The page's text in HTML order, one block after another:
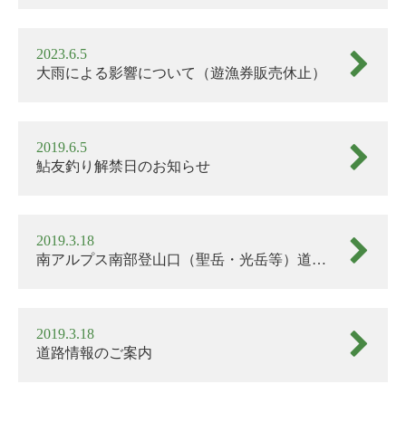
前
の
況
に
2024.06.21
よ
明
2023.6.5
大雨による影響について（遊漁券販売休止）
2019.6.5
鮎友釣り解禁日のお知らせ
2019.3.18
南アルプス南部登山口（聖岳・光岳等）道路
2019.3.18
道路情報のご案内